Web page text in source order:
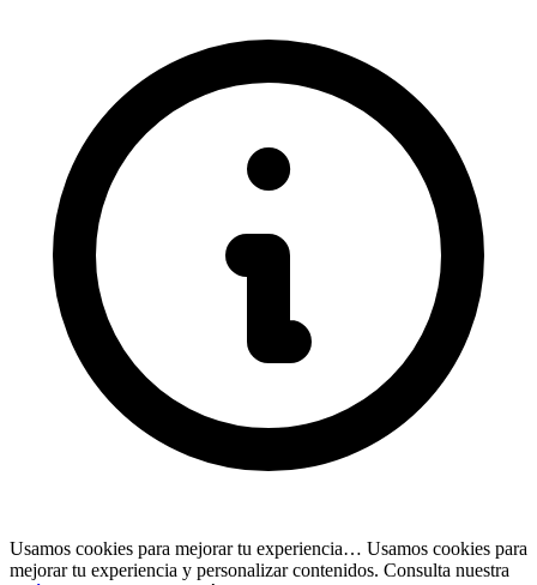
Usamos cookies para mejorar tu experiencia… Usamos cookies para
mejorar tu experiencia y personalizar contenidos. Consulta nuestra